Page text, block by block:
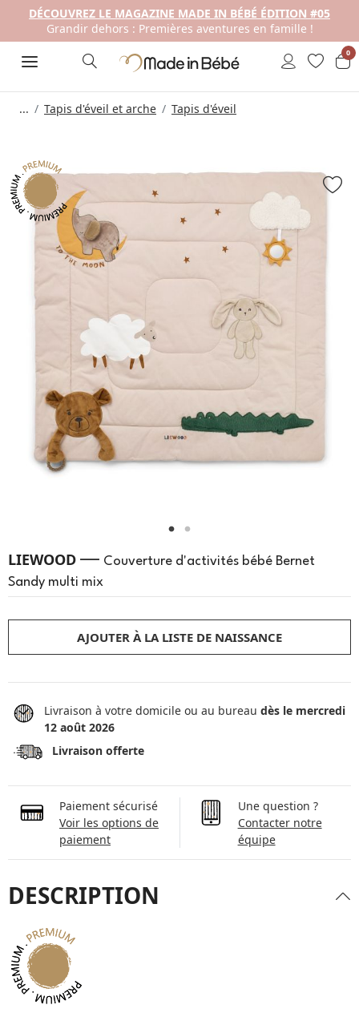
DÉCOUVREZ LE MAGAZINE MADE IN BÉBÉ ÉDITION #05
Grandir dehors : Premières aventures en famille !
0
... Tapis d'éveil et arche Tapis d'éveil
LIEWOOD — Couverture d'activités bébé Bernet
Sandy multi mix
AJOUTER À LA LISTE DE NAISSANCE
Livraison à votre domicile ou au bureau dès le mercredi
12 août 2026
Livraison offerte
Paiement sécurisé
Voir les options de
paiement
Une question ?
Contacter notre
équipe
DESCRIPTION